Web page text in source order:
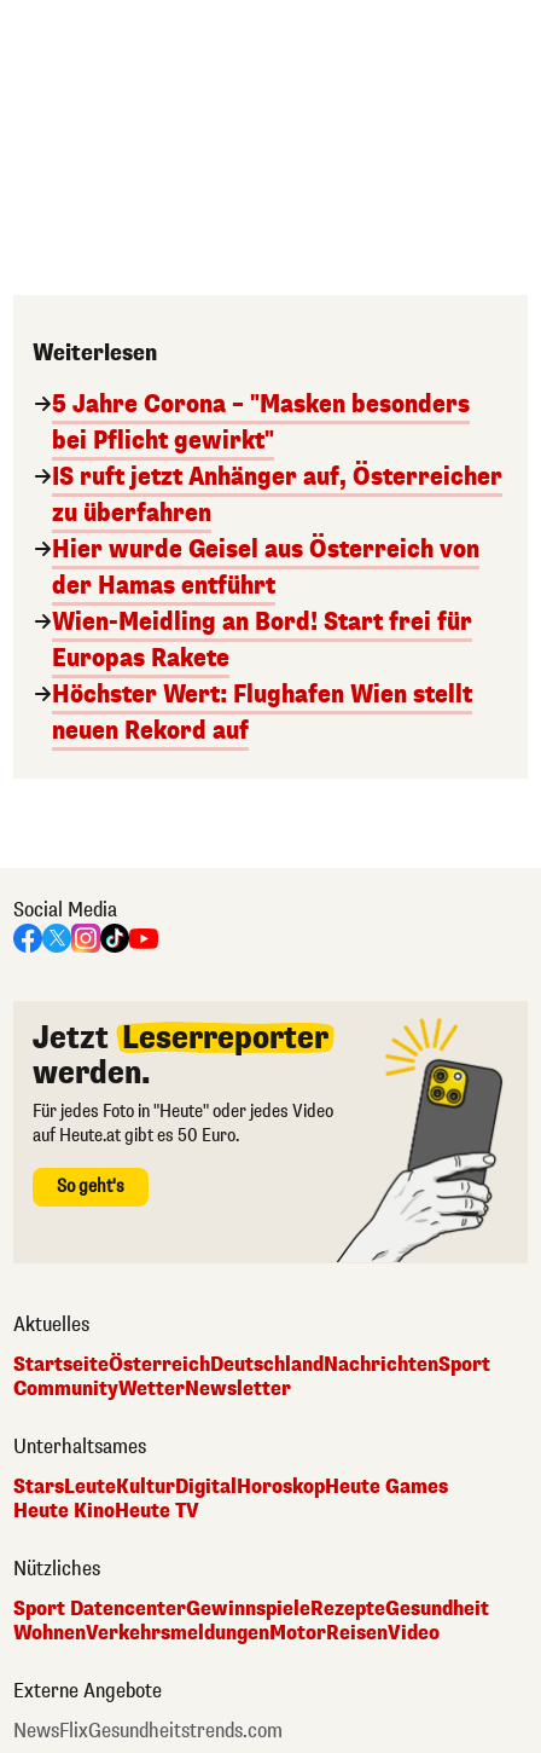
Weiterlesen
5 Jahre Corona – "Masken besonders
bei Pflicht gewirkt"
IS ruft jetzt Anhänger auf, Österreicher
zu überfahren
Hier wurde Geisel aus Österreich von
der Hamas entführt
Wien-Meidling an Bord! Start frei für
Europas Rakete
Höchster Wert: Flughafen Wien stellt
neuen Rekord auf
Social Media
Jetzt Leserreporter
werden.
Für jedes Foto in "Heute" oder jedes Video
auf Heute.at gibt es 50 Euro.
So geht's
Aktuelles
StartseiteÖsterreichDeutschlandNachrichtenSport
CommunityWetterNewsletter
Unterhaltsames
StarsLeuteKulturDigital HoroskopHeute Games
Heute KinoHeute TV
Nützliches
Sport DatencenterGewinnspieleRezepteGesundheit
WohnenVerkehrsmeldungenMotorReisenVideo
Externe Angebote
NewsFlixGesundheitstrends.com